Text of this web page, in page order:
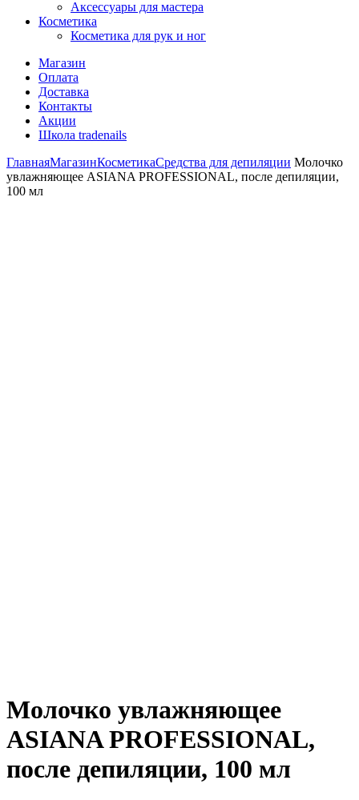
Аксессуары для мастера
Косметика
Косметика для рук и ног
Магазин
Оплата
Доставка
Контакты
Акции
Школа tradenails
ГлавнаяМагазинКосметикаСредства для депиляции Молочко
увлажняющее ASIANA PROFESSIONAL, после депиляции,
100 мл
Молочко увлажняющее
ASIANA PROFESSIONAL,
после депиляции, 100 мл